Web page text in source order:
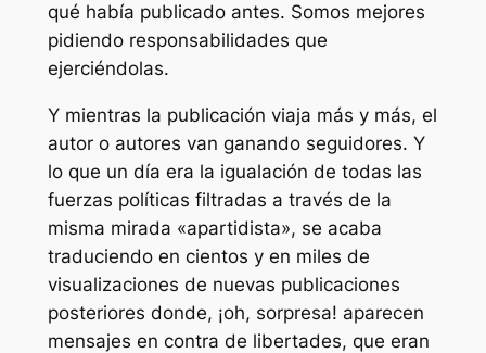
qué había publicado antes. Somos mejores
pidiendo responsabilidades que
ejerciéndolas.
Y mientras la publicación viaja más y más, el
autor o autores van ganando seguidores. Y
lo que un día era la igualación de todas las
fuerzas políticas filtradas a través de la
misma mirada «apartidista», se acaba
traduciendo en cientos y en miles de
visualizaciones de nuevas publicaciones
posteriores donde, ¡oh, sorpresa! aparecen
mensajes en contra de libertades, que eran